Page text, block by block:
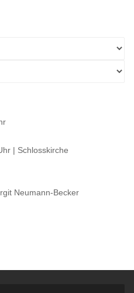
| Schlosskirche
Neumann-Becker